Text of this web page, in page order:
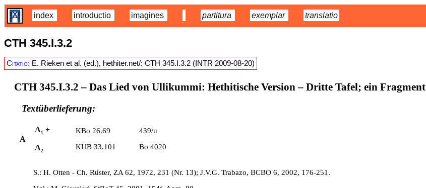
index introductio imagines partitura exemplar translatio
CTH 345.I.3.2
Citatio: E. Rieken et al. (ed.), hethiter.net/: CTH 345.I.3.2 (INTR 2009-08-20)
CTH 345.I.3.2– Das Lied von Ullikummi: Hethitische Version – Dritte Tafel; ein Fragment
Textüberlieferung:
A
A1 +
A2
KBo 26.69
KUB 33.101
439/u
Bo 4020
S.: H. Otten - Ch. Rüster, ZA 62, 1972, 231 (Nr. 13); J.V.G. Trabazo, BCBO 6, 2002, 176-251.